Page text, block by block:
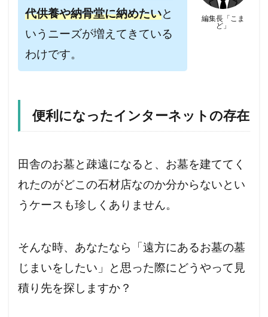
編集長「こま
ど」
代供養や納骨堂に納めたいと
いうニーズが増えてきている
わけです。
便利になったインターネットの存在
田舎のお墓と疎遠になると、お墓を建ててく
れたのがどこの石材店なのか分からないとい
うケースも珍しくありません。
そんな時、あなたなら「遠方にあるお墓の墓
じまいをしたい」と思った際にどうやって見
積り先を探しますか？